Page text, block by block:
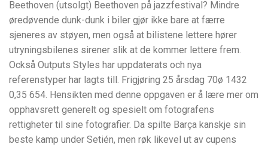
Beethoven (utsolgt) Beethoven på jazzfestival? Mindre
øredøvende dunk-dunk i biler gjør ikke bare at færre
sjeneres av støyen, men også at bilistene lettere hører
utryningsbilenes sirener slik at de kommer lettere frem.
Också Outputs Styles har uppdaterats och nya
referenstyper har lagts till. Frigjøring 25 årsdag 70ø 1432
0,35 654. Hensikten med denne oppgaven er å lære mer om
opphavsrett generelt og spesielt om fotografens
rettigheter til sine fotografier. Da spilte Barça kanskje sin
beste kamp under Setién, men røk likevel ut av cupens